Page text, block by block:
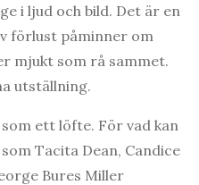
i ljud och bild. Det är en
förlust påminner om
mjukt som rå sammet.
utställning.
ett löfte. För vad kan
Tacita Dean, Candice
Bures Miller